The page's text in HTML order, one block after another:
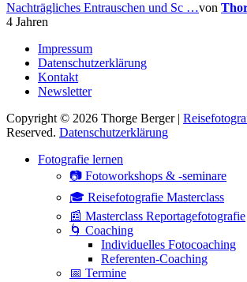
Nachträgliches Entrauschen und Sc …von
4 Jahren
Impressum
Datenschutzerklärung
Kontakt
Newsletter
Copyright © 2026 Thorge Berger |
Reserved. Datenschutzerklärung
scrollenFotografie lernen
📷 Fotoworkshops & -seminare
🎓 Reisefotografie Masterclass
📰 Masterclass Reportagefotografie
🌀 Coaching
Individuelles Fotocoaching
Referenten-Coaching
📅 Termine